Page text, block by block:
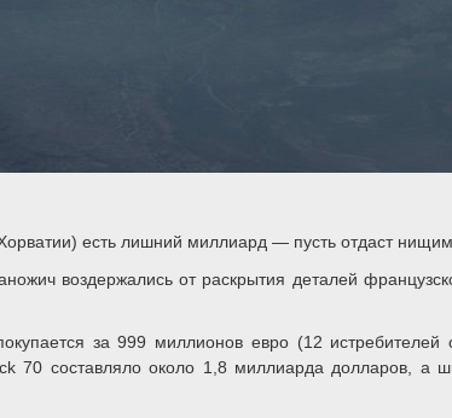
есть лишний миллиард — пусть отдаст
воздержались от раскрытия деталей
за 999 миллионов евро (12
70 составляло около 1,8 миллиарда долларов,